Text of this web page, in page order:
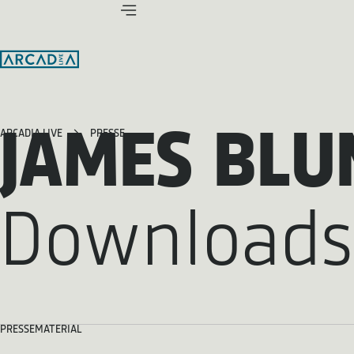
ARCADIA LIVE PRESSE
JAMES
Downloads
PRESSEMATERIAL